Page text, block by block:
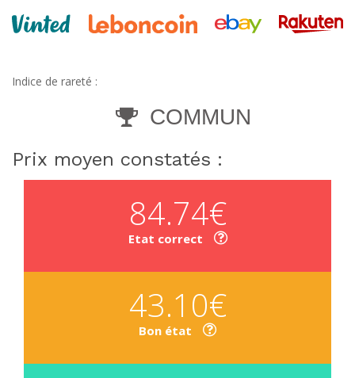
Indice de rareté :
COMMUN
Prix moyen constatés :
84.74€
Etat correct
43.10€
Bon état